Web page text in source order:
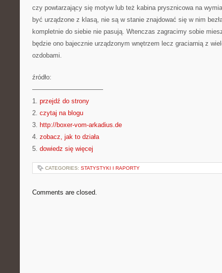
czy powtarzający się motyw lub też kabina prysznicowa na
być urządzone z klasą, nie są w stanie znajdować się w nim
kompletnie do siebie nie pasują. Wtenczas zagracimy sobie
będzie ono bajecznie urządzonym wnętrzem lecz graciarnią z
ozdobami.
źródło:
———————————
1. przejdź do strony
2. czytaj na blogu
3. http://boxer-vom-arkadius.de
4. zobacz, jak to działa
5. dowiedz się więcej
CATEGORIES: STATYSTYKI I RAPORTY
Comments are closed.